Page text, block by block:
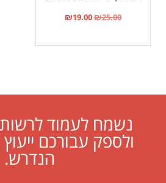
₪25.00
₪19.00
נשמח לעמוד
ולספק עבורכם
הנדרש.